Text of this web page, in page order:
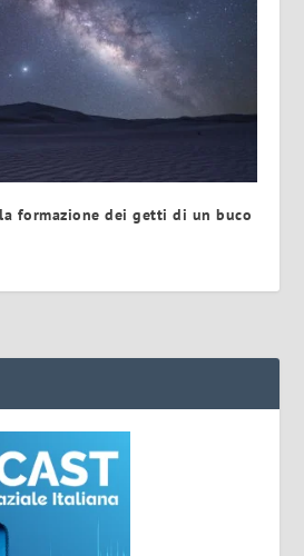
formazione dei getti di un buco